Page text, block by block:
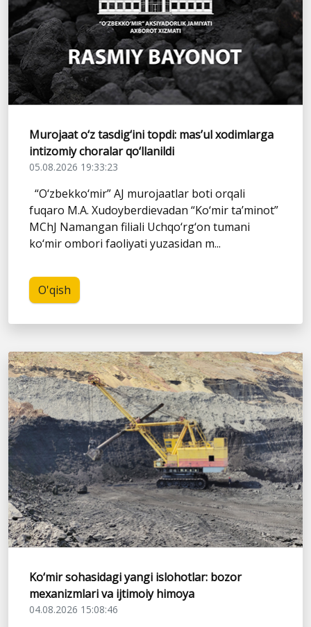
Murojaat o‘z tasdig‘ini topdi: mas’ul xodimlarga
intizomiy choralar qo‘llanildi
05.08.2026 19:33:23
“O‘zbekko‘mir” AJ murojaatlar boti orqali
fuqaro M.A. Xudoyberdievadan “Ko‘mir ta’minot”
MChJ Namangan filiali Uchqo‘rg‘on tumani
ko‘mir ombori faoliyati yuzasidan m...
O'qish
Ko‘mir sohasidagi yangi islohotlar: bozor
mexanizmlari va ijtimoiy himoya
04.08.2026 15:08:46